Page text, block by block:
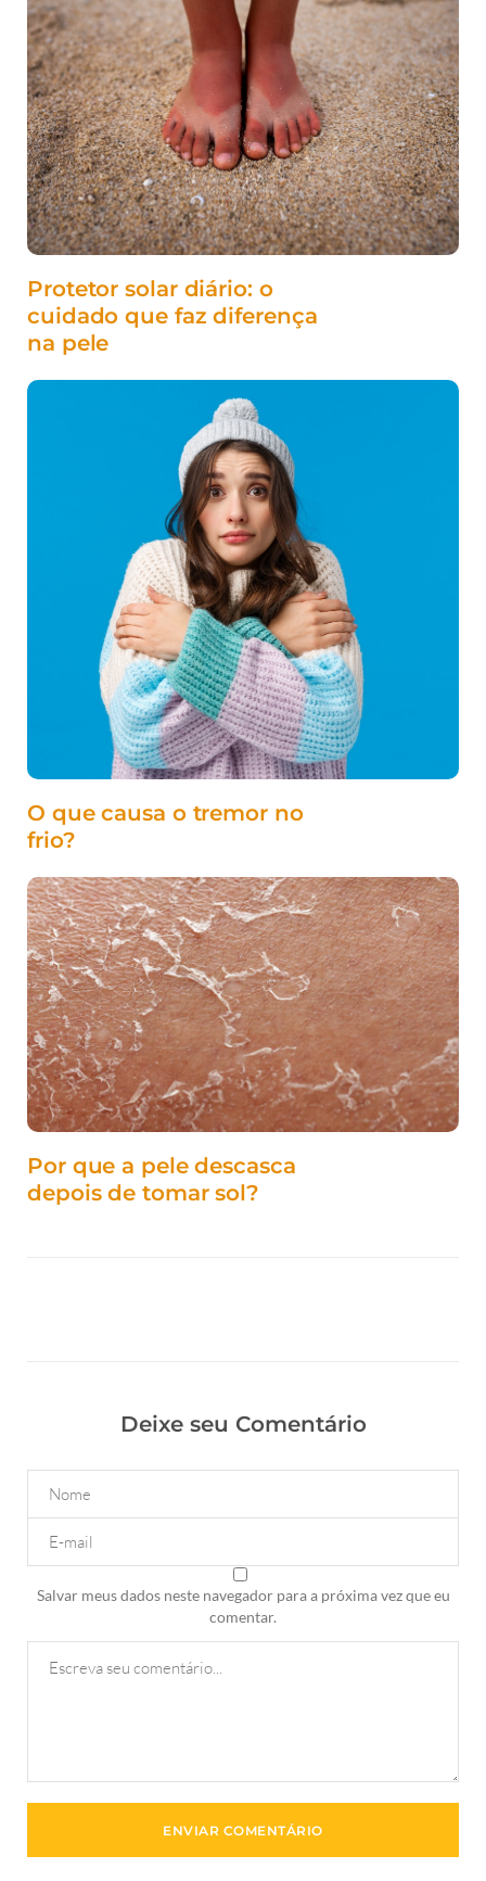
Protetor solar diário: o
cuidado que faz diferença
na pele
O que causa o tremor no
frio?
Por que a pele descasca
depois de tomar sol?
Deixe seu Comentário
Salvar meus dados neste navegador para a próxima vez que eu
comentar.